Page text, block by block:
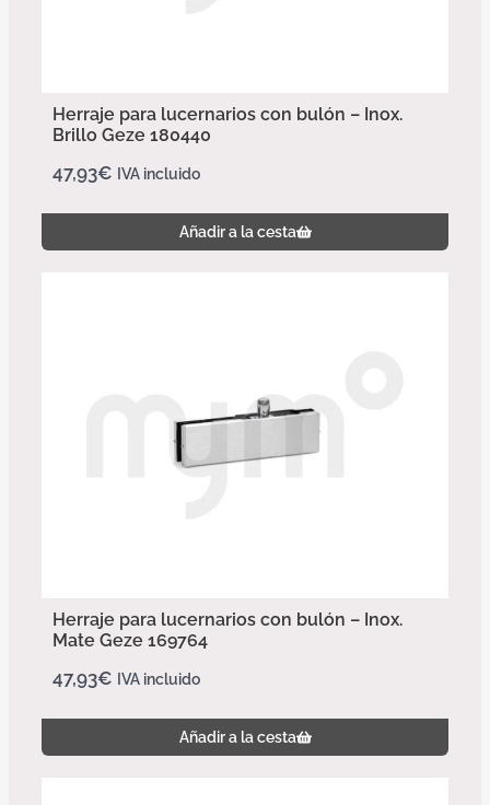
Herraje para lucernarios con bulón – Inox.
Brillo Geze 180440
47,93€ IVA incluido
Añadir a la cesta
Herraje para lucernarios con bulón – Inox.
Mate Geze 169764
47,93€ IVA incluido
Añadir a la cesta